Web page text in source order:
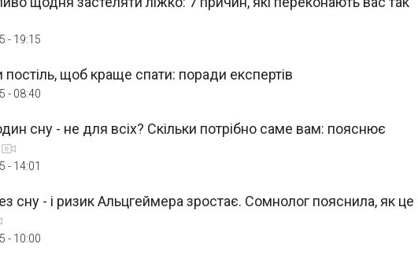
- 19:15
постіль, щоб краще спати: поради експертів
- 08:40
сну - не для всіх? Скільки потрібно саме вам: пояснює
- 14:01
сну - і ризик Альцгеймера зростає. Сомнолог пояснила, як це
- 10:00